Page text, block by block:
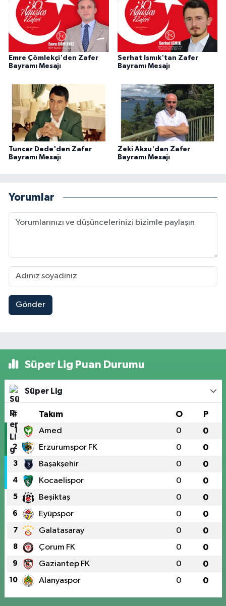
Emre Çömlekçi'den Zafer
Bayramı Mesajı
Serhat Ismık'tan Zafer
Bayramı Mesajı
Tuncer Dede'den Zafer
Bayramı Mesajı
Zeki Aksu'dan Zafer
Bayramı Mesajı
Yorumlar
Gönder
Süper Lig Puan Durumu
Süper Lig
# Takım O P
1 Amed 0 0
2 Erzurumspor FK 0 0
3 Başakşehir 0 0
4 Kocaelispor 0 0
5 Beşiktaş 0 0
6 Eyüpspor 0 0
7 Galatasaray 0 0
8 Çorum FK 0 0
9 Gaziantep FK 0 0
10 Alanyaspor 0 0